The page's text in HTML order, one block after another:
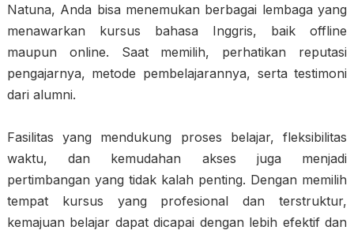
Natuna, Anda bisa menemukan berbagai lembaga yang
menawarkan kursus bahasa Inggris, baik offline
maupun online. Saat memilih, perhatikan reputasi
pengajarnya, metode pembelajarannya, serta testimoni
dari alumni.
Fasilitas yang mendukung proses belajar, fleksibilitas
waktu, dan kemudahan akses juga menjadi
pertimbangan yang tidak kalah penting. Dengan memilih
tempat kursus yang profesional dan terstruktur,
kemajuan belajar dapat dicapai dengan lebih efektif dan